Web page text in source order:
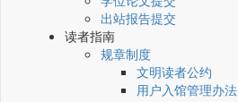
出站报告提交
读者指南
规章制度
文明读者公约
用户入馆管理办法